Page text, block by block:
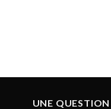
UNE QUESTION